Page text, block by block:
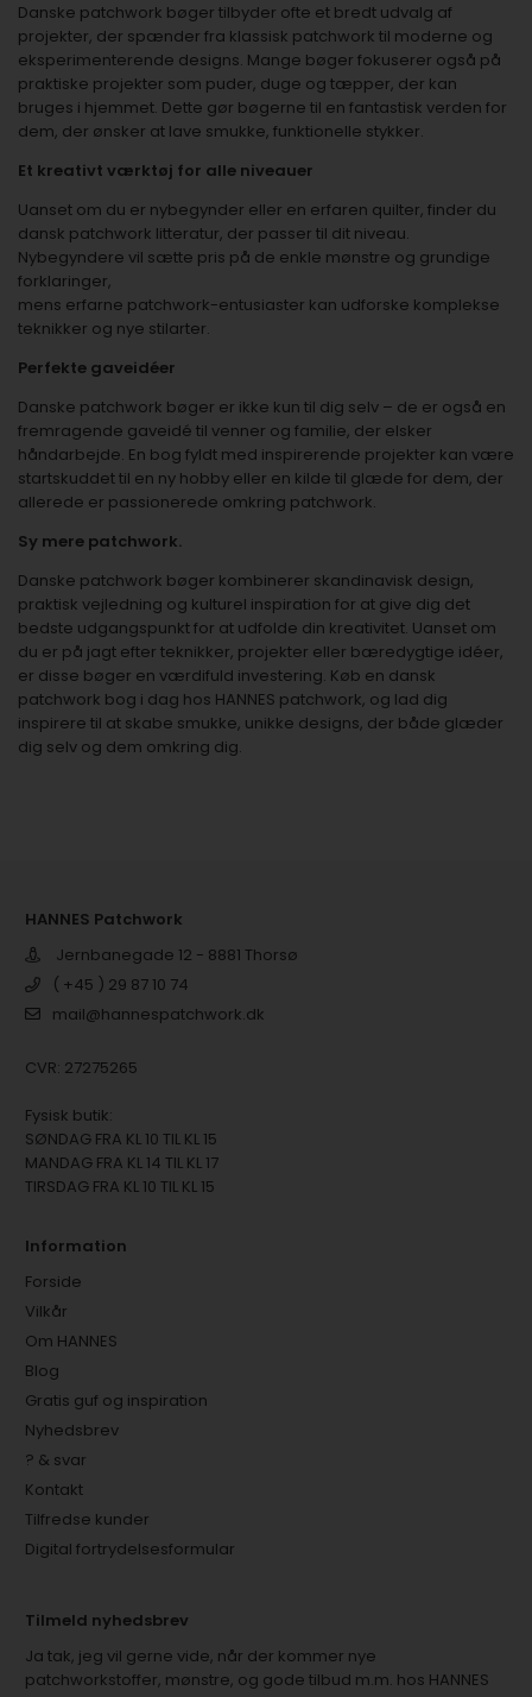
Danske patchwork bøger tilbyder ofte et bredt udvalg af
projekter, der spænder fra klassisk patchwork til moderne og
eksperimenterende designs. Mange bøger fokuserer også på
praktiske projekter som puder, duge og tæpper, der kan
bruges i hjemmet. Dette gør bøgerne til en fantastisk verden for
dem, der ønsker at lave smukke, funktionelle stykker.
Et kreativt værktøj for alle niveauer
Uanset om du er nybegynder eller en erfaren quilter, finder du
dansk patchwork litteratur, der passer til dit niveau.
Nybegyndere vil sætte pris på de enkle mønstre og grundige
forklaringer,
mens erfarne patchwork-entusiaster kan udforske komplekse
teknikker og nye stilarter.
Perfekte gaveidéer
Danske patchwork bøger er ikke kun til dig selv – de er også en
fremragende gaveidé til venner og familie, der elsker
håndarbejde. En bog fyldt med inspirerende projekter kan være
startskuddet til en ny hobby eller en kilde til glæde for dem, der
allerede er passionerede omkring patchwork.
Sy mere patchwork.
Danske patchwork bøger kombinerer skandinavisk design,
praktisk vejledning og kulturel inspiration for at give dig det
bedste udgangspunkt for at udfolde din kreativitet. Uanset om
du er på jagt efter teknikker, projekter eller bæredygtige idéer,
er disse bøger en værdifuld investering. Køb en dansk
patchwork bog i dag hos HANNES patchwork, og lad dig
inspirere til at skabe smukke, unikke designs, der både glæder
dig selv og dem omkring dig.
HANNES Patchwork
Jernbanegade 12 - 8881 Thorsø
( +45 ) 29 87 10 74
mail@hannespatchwork.dk
CVR: 27275265
Fysisk butik:
SØNDAG FRA KL 10 TIL KL 15
MANDAG FRA KL 14 TIL KL 17
TIRSDAG FRA KL 10 TIL KL 15
Information
Forside
Vilkår
Om HANNES
Blog
Gratis guf og inspiration
Nyhedsbrev
? & svar
Kontakt
Tilfredse kunder
Digital fortrydelsesformular
Tilmeld nyhedsbrev
Ja tak, jeg vil gerne vide, når der kommer nye
patchworkstoffer, mønstre, og gode tilbud m.m. hos HANNES